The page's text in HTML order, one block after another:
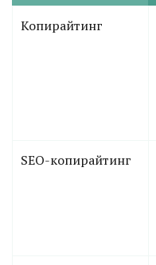
Копирайтинг
SEO-копирайтинг